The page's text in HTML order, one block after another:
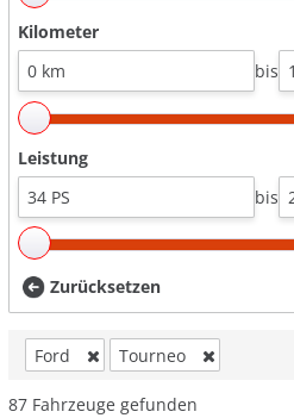
Kilometer
bis
Leistung
bis
Zurücksetzen
Ford Tourneo
87 Fahrzeuge gefunden